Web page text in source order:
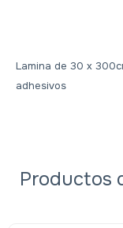
Lamina de 30 x
adhesivos
Productos